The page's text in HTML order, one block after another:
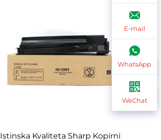
Istinska Kvaliteta Sharp Kopirni
E-mail
WhatsApp
WeChat